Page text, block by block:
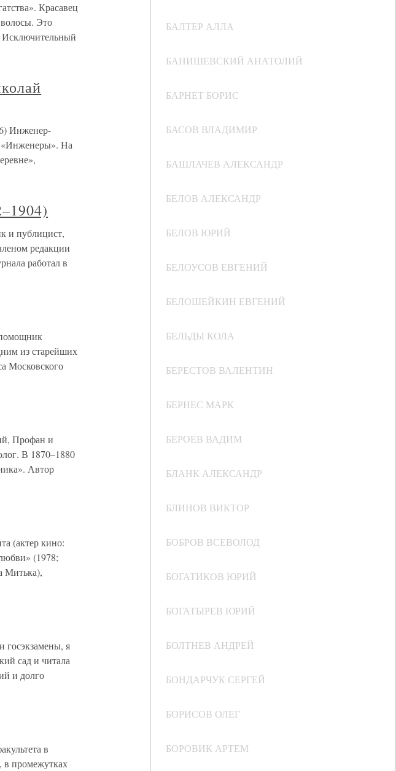
БАЛТЕР АЛЛА
БАНИШЕВСКИЙ АНАТОЛИЙ
БАРНЕТ БОРИС
БАСОВ ВЛАДИМИР
БАШЛАЧЕВ АЛЕКСАНДР
БЕЛОВ АЛЕКСАНДР
БЕЛОВ ЮРИЙ
БЕЛОУСОВ ЕВГЕНИЙ
БЕЛОШЕЙКИН ЕВГЕНИЙ
БЕЛЬДЫ КОЛА
БЕРЕСТОВ ВАЛЕНТИН
БЕРНЕС МАРК
БЕРОЕВ ВАДИМ
БЛАНК АЛЕКСАНДР
БЛИНОВ ВИКТОР
БОБРОВ ВСЕВОЛОД
БОГАТИКОВ ЮРИЙ
БОГАТЫРЕВ ЮРИЙ
БОЛТНЕВ АНДРЕЙ
БОНДАРЧУК СЕРГЕЙ
БОРИСОВ ОЛЕГ
БОРОВИК АРТЕМ
Красавец
Это
Исключительный
Инженер-
«Инженеры». На
и публицист,
редакции
работал в
из старейших
Московского
Профан и
В 1870–1880
Автор
кино:
(1978;
Митька),
госэкзамены, я
сад и читала
и долго
в
в промежутках